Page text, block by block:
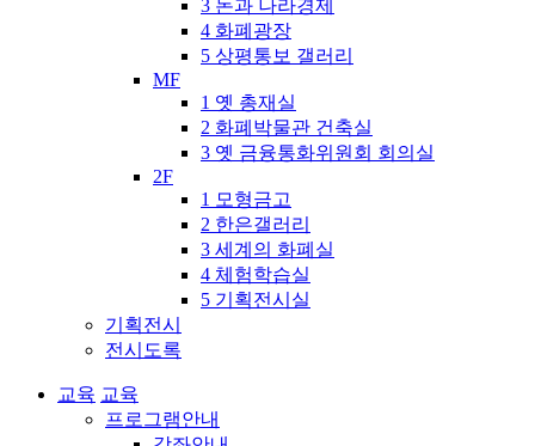
3 돈과 나라경제
4 화폐광장
5 상평통보 갤러리
MF
1 옛 총재실
2 화폐박물관 건축실
3 옛 금융통화위원회 회의실
2F
1 모형금고
2 한은갤러리
3 세계의 화폐실
4 체험학습실
5 기획전시실
기획전시
전시도록
교육 교육
프로그램안내